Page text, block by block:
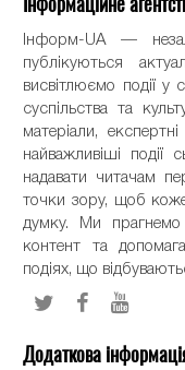
Інформ-UA —
публікуються
висвітлюємо події у
суспільства та
матеріали,
найважливіші
надавати читачам
точки зору, щоб
думку. Ми прагнемо
контент та
подіях, що
Додаткова